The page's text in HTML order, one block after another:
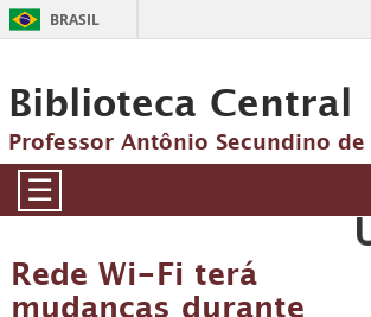
BRASIL
Biblioteca Central
Professor Antônio Secundino de
☰
Rede Wi-Fi terá